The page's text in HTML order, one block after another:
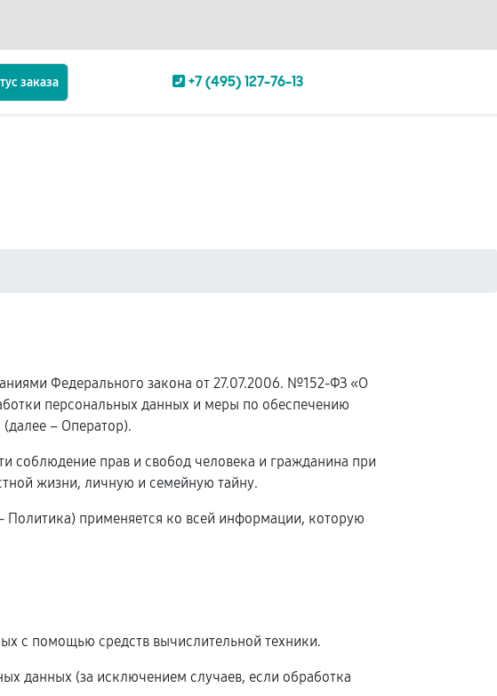
заказа +7 (495) 127-76-13
Федерального закона от 27.07.2006. №152-ФЗ «О
персональных данных и меры по обеспечению
– Оператор).
соблюдение прав и свобод человека и гражданина при
жизни, личную и семейную тайну.
применяется ко всей информации, которую
с помощью средств вычислительной техники.
данных (за исключением случаев, если обработка